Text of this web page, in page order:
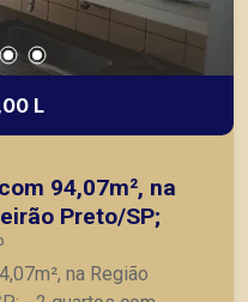
L
94,07m², na
Preto/SP;
na Região